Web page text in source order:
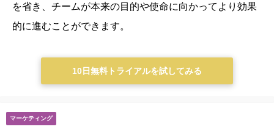
を省き、チームが本来の目的や使命に向かってより効果
的に進むことができます。
10日無料トライアルを試してみる
マーケティング